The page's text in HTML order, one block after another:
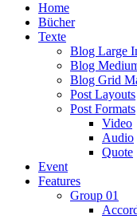
Home
Bücher
Texte
Blog Large
Blog
Blog Grid
Post Layouts
Post Formats
Video
Audio
Quote
Event
Features
Group 01